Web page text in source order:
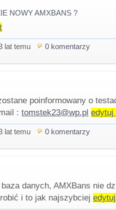
NOWY AMXBANS ?
lat temu 0 komentarzy
poinformowany o
: tomstek23@wp.pl edytuj
lat temu 0 komentarzy
baza danych, AMXBans nie
i to jak najszybciej